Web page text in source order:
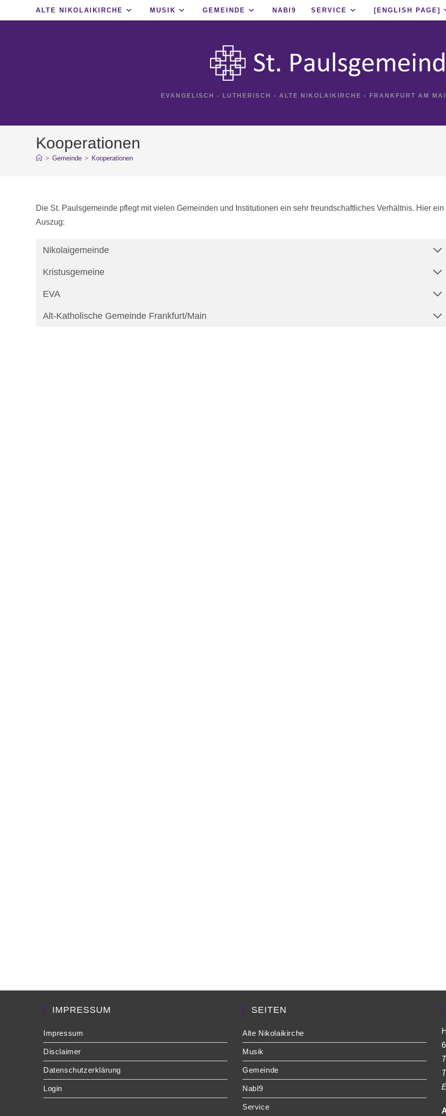
ALTE NIKOLAIKIRCHE MUSIK GEMEINDE NABI9 SERVICE [ENGLISH PAGE]
EVANGELISCH - LUTHERISCH - ALTE NIKOLAIKIRCHE - FRANKFURT AM
Kooperationen
> Gemeinde > Kooperationen
Die St. Paulsgemeinde pflegt mit vielen Gemeinden und Institutionen ein sehr freundschaftliches Verhältnis. Hier ein
Auszug:
Nikolaigemeinde
Kristusgemeine
EVA
Alt-Katholische Gemeinde Frankfurt/Main
IMPRESSUM
Impressum
Disclaimer
Datenschutzerklärung
Login
SEITEN
Alte Nikolaikirche
Musik
Gemeinde
NabI9
Service